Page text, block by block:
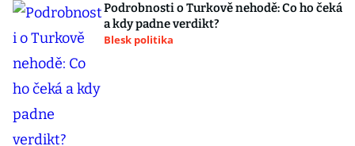
Podrobnosti o Turkově nehodě: Co ho čeká
a kdy padne verdikt?
Blesk politika